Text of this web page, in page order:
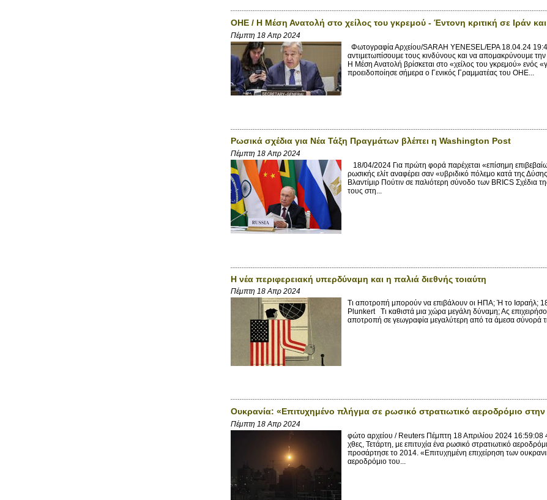
ΟΗΕ / Η Μέση Ανατολή στο χείλος του γκρεμού - Έντονη κριτική σε Ιράν
Πέμπτη 18 Απρ 2024
Φωτογραφία Αρχείου/SARAH YENESEL/EPA 18.04.24
αντιμετωπίσουμε τους κινδύνους και να απομακρύνουμε
Η Μέση Ανατολή βρίσκεται στο «χείλος του γκρεμού» ενός
προειδοποίησε σήμερα ο Γενικός Γραμματέας του ΟΗΕ...
Ρωσικά σχέδια για Νέα Τάξη Πραγμάτων βλέπει η Washington Post
Πέμπτη 18 Απρ 2024
18/04/2024 Για πρώτη φορά παρέχεται «επίσημη
ρωσικής ελίτ αναφέρει σαν «υβριδικό πόλεμο κατά της
Βλαντίμιρ Πούτιν σε παλιότερη σύνοδο των BRICS Σχέδια
τους στη...
Η νέα περιφερειακή υπερδύναμη και η παλιά διεθνής τοιαύτη
Πέμπτη 18 Απρ 2024
Τι αποτροπή μπορούν να επιβάλουν οι ΗΠΑ; Ή το Ισραήλ;
Plunkert Τι καθιστά μια χώρα μεγάλη δύναμη; Ας
αποτροπή σε γεωγραφία μεγαλύτερη από τα άμεσα σύνορά
Ουκρανία: «Επιτυχημένο πλήγμα σε ρωσικό στρατιωτικό αεροδρόμιο στην
Πέμπτη 18 Απρ 2024
φώτο αρχείου / Reuters Πέμπτη 18 Απριλίου 2024
χθες, Τετάρτη, με επιτυχία ένα ρωσικό στρατιωτικό
προσάρτησε το 2014. «Επιτυχημένη επιχείρηση των
αεροδρόμιο του...